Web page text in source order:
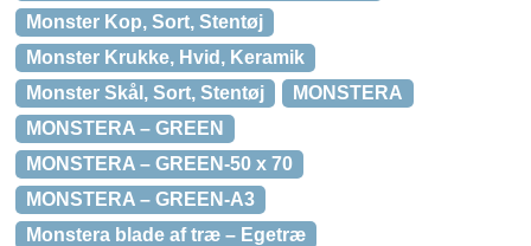
Monster Kop, Sort, Stentøj
Monster Krukke, Hvid, Keramik
Monster Skål, Sort, Stentøj
MONSTERA
MONSTERA – GREEN
MONSTERA – GREEN-50 x 70
MONSTERA – GREEN-A3
Monstera blade af træ – Egetræ